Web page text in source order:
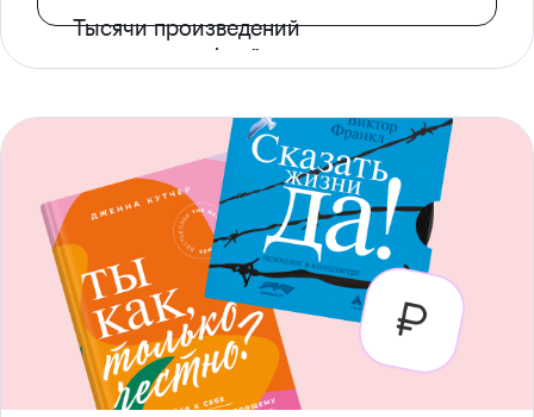
Тысячи произведений
с доступом офлайн